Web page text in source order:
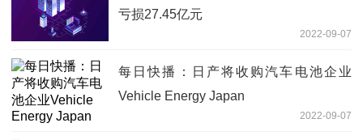
亏损27.45亿元
2022-09-07
每日快播：日产将收购汽车电池企业
Vehicle Energy Japan
2022-09-07